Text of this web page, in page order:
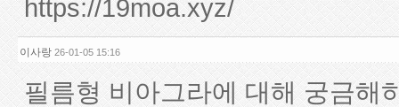
https://19moa.xyz/
이사랑 26-01-05 15:16
필름형 비아그라에 대해 궁금해